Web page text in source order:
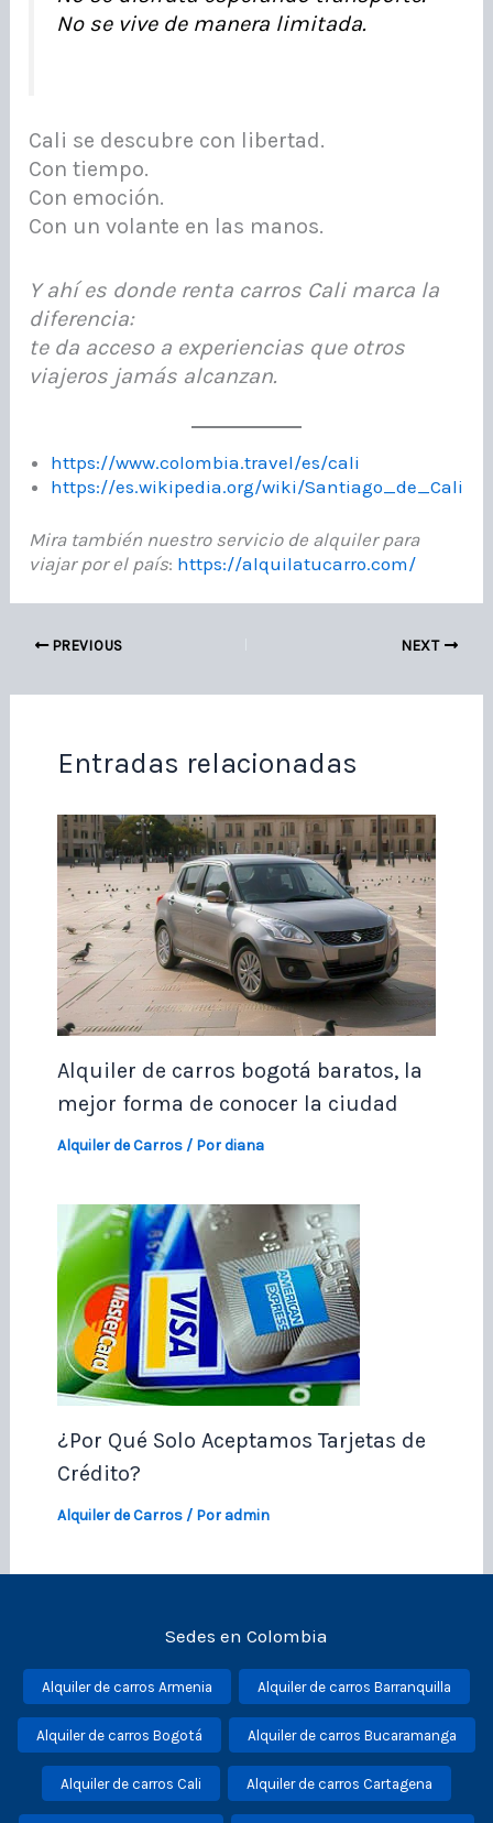
No se vive de manera limitada.
Cali se descubre con libertad.
Con tiempo.
Con emoción.
Con un volante en las manos.
Y ahí es donde renta carros Cali marca la
diferencia:
te da acceso a experiencias que otros
viajeros jamás alcanzan.
https://www.colombia.travel/es/cali
https://es.wikipedia.org/wiki/Santiago_de_Cali
Mira también nuestro servicio de alquiler para
viajar por el país: https://alquilatucarro.com/
PREVIOUS NEXT
Entradas relacionadas
Alquiler de carros bogotá baratos, la
mejor forma de conocer la ciudad
Alquiler de Carros/ Pordiana
¿Por Qué Solo Aceptamos Tarjetas de
Crédito?
Alquiler de Carros/ Poradmin
Sedes en Colombia
Alquiler de carros Armenia Alquiler de carros Barranquilla
Alquiler de carros Bogotá Alquiler de carros Bucaramanga
Alquiler de carros Cali Alquiler de carros Cartagena